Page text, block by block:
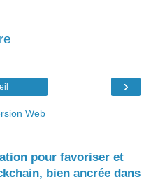
›
Web
pour favoriser et
bien ancrée dans